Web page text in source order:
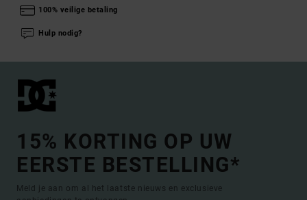
100% veilige betaling
Hulp nodig?
15% KORTING OP UW
EERSTE BESTELLING*
Meld je aan om al het laatste nieuws en exclusieve